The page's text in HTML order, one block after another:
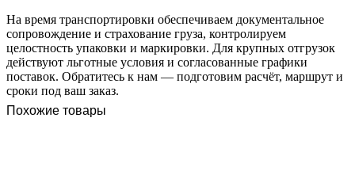
На время транспортировки обеспечиваем документальное
сопровождение и страхование груза, контролируем
целостность упаковки и маркировки. Для крупных отгрузок
действуют льготные условия и согласованные графики
поставок. Обратитесь к нам — подготовим расчёт, маршрут и
сроки под ваш заказ.
Похожие товары